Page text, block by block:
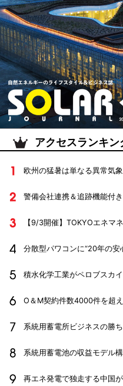
アクセスランキン
欧州の猛暑は単なる異常気
警備会社連携＆追跡機能付
【9/3開催】TOKYOエネマ
分散型パワコンに“20年の安
積水化学工業がペロブスカ
O＆M契約件数4000件を超
系統用蓄電所ビジネスの勝
系統用蓄電池の収益モデル
再エネ発電で独走する中国